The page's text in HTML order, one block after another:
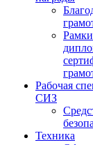
Рабочая
СИЗ
Техника